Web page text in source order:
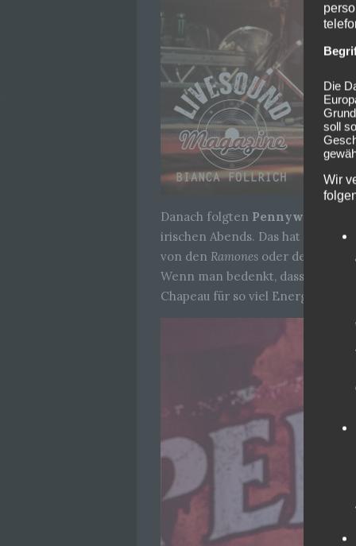
Danach folgten Pennywise
irischen Abends. Das hat der
von den Ramones oder den
Wenn man bedenkt, dass sie
Chapeau für so viel Energie auf
Die
soll
Wir